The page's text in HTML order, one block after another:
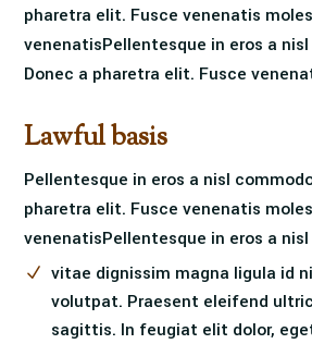
pharetra elit. Fusce venenatis
venenatisPellentesque in eros a
Donec a pharetra elit. Fusce
Lawful basis
Pellentesque in eros a nisl
pharetra elit. Fusce venenatis
venenatisPellentesque in eros a nisl
vitae dignissim magna ligula id
volutpat. Praesent eleifend
sagittis. In feugiat elit dolor,